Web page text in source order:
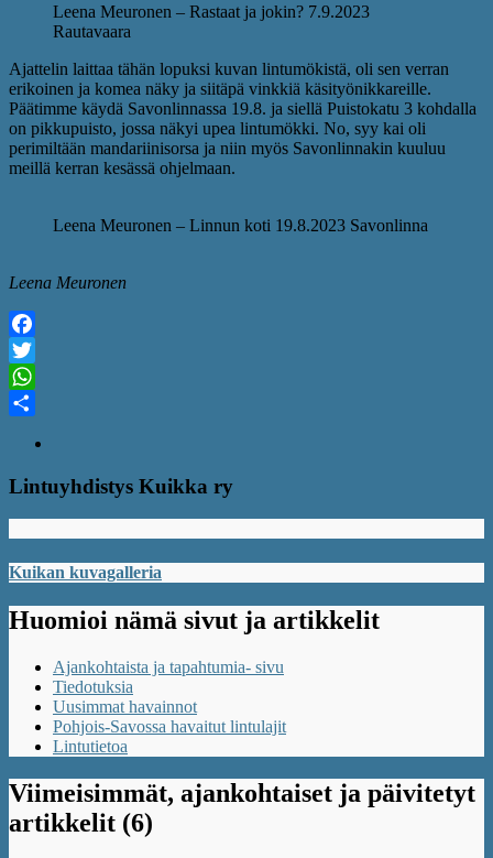
Leena Meuronen – Rastaat ja jokin? 7.9.2023
Rautavaara
Ajattelin laittaa tähän lopuksi kuvan lintumökistä, oli sen verran
erikoinen ja komea näky ja siitäpä vinkkiä käsityönikkareille.
Päätimme käydä Savonlinnassa 19.8. ja siellä Puistokatu 3 kohdalla
on pikkupuisto, jossa näkyi upea lintumökki. No, syy kai oli
perimiltään mandariinisorsa ja niin myös Savonlinnakin kuuluu
meillä kerran kesässä ohjelmaan.
Leena Meuronen – Linnun koti 19.8.2023 Savonlinna
Leena Meuronen
Facebook
Twitter
WhatsApp
Lintuyhdistys Kuikka ry
Kuikan kuvagalleria
Huomioi nämä sivut ja artikkelit
Ajankohtaista ja tapahtumia- sivu
Tiedotuksia
Uusimmat havainnot
Pohjois-Savossa havaitut lintulajit
Lintutietoa
Viimeisimmät, ajankohtaiset ja päivitetyt
artikkelit (6)